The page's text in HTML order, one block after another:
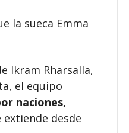
la sueca Emma
Ikram Rharsalla,
el equipo
naciones,
desde